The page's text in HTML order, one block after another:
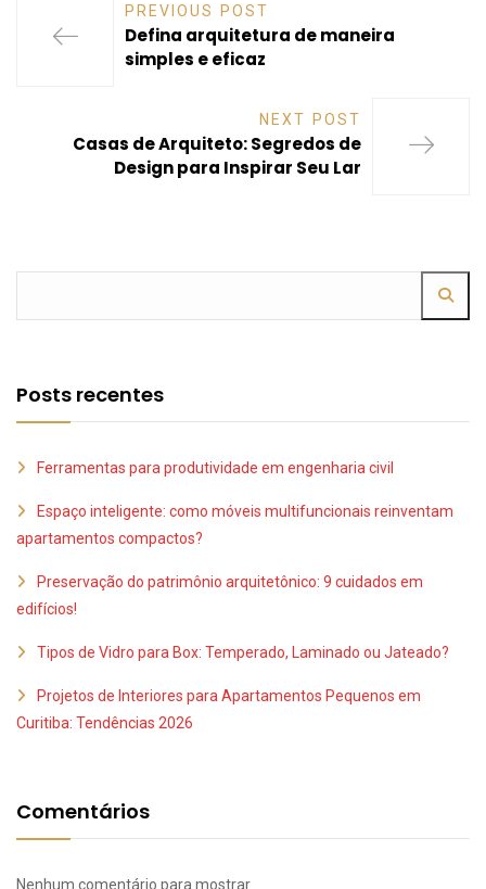
PREVIOUS POST
Defina arquitetura de maneira
simples e eficaz
NEXT POST
Casas de Arquiteto: Segredos de
Design para Inspirar Seu Lar
Posts recentes
Ferramentas para produtividade em engenharia civil
Espaço inteligente: como móveis multifuncionais reinventam
apartamentos compactos?
Preservação do patrimônio arquitetônico: 9 cuidados em
edifícios!
Tipos de Vidro para Box: Temperado, Laminado ou Jateado?
Projetos de Interiores para Apartamentos Pequenos em
Curitiba: Tendências 2026
Comentários
Nenhum comentário para mostrar.